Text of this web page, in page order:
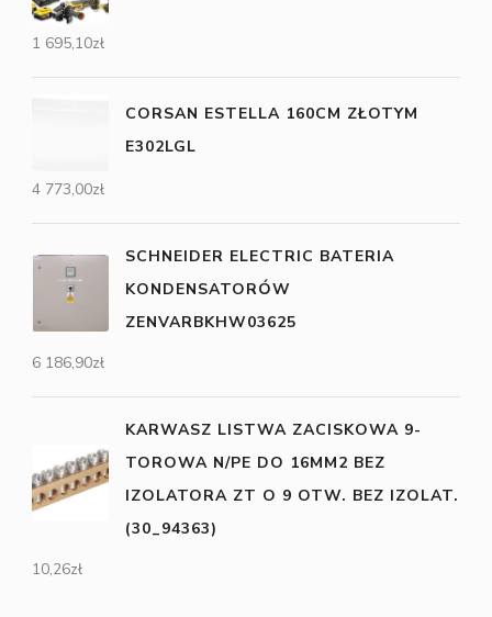
1 695,10zł
CORSAN ESTELLA 160CM ZŁOTYM
E302LGL
4 773,00zł
SCHNEIDER ELECTRIC BATERIA
KONDENSATORÓW
ZENVARBKHW03625
6 186,90zł
KARWASZ LISTWA ZACISKOWA 9-
TOROWA N/PE DO 16MM2 BEZ
IZOLATORA ZT O 9 OTW. BEZ IZOLAT.
(30_94363)
10,26zł